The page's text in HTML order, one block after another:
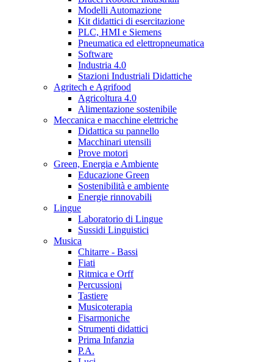
Modelli Automazione
Kit didattici di esercitazione
PLC, HMI e Siemens
Pneumatica ed elettropneumatica
Software
Industria 4.0
Stazioni Industriali Didattiche
Agritech e Agrifood
Agricoltura 4.0
Alimentazione sostenibile
Meccanica e macchine elettriche
Didattica su pannello
Macchinari utensili
Prove motori
Green, Energia e Ambiente
Educazione Green
Sostenibilità e ambiente
Energie rinnovabili
Lingue
Laboratorio di Lingue
Sussidi Linguistici
Musica
Chitarre - Bassi
Fiati
Ritmica e Orff
Percussioni
Tastiere
Musicoterapia
Fisarmoniche
Strumenti didattici
Prima Infanzia
P.A.